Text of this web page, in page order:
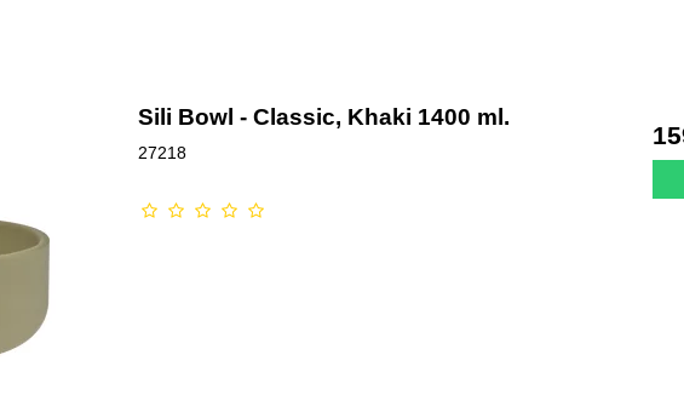
Sili Bowl - Classic, Khaki 1400 ml.
27218